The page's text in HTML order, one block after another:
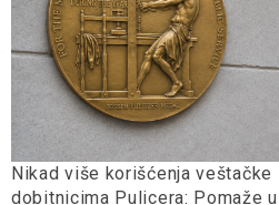
Nikad više korišćenja
dobitnicima Pulicera: Pomaže